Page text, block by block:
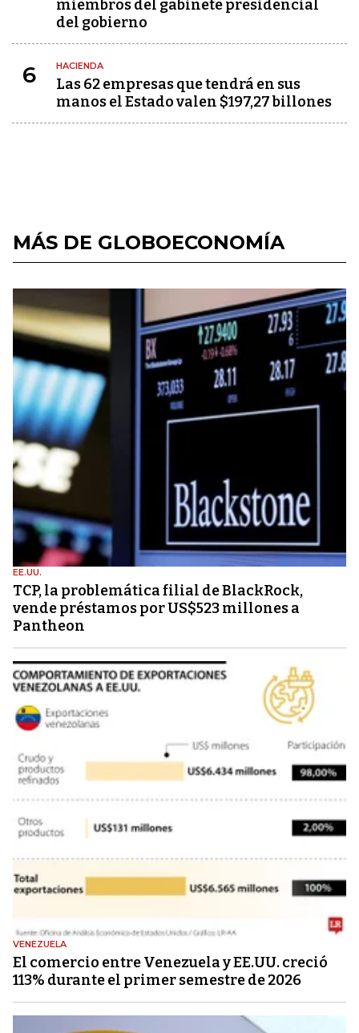
miembros del gabinete presidencial
del gobierno
6 HACIENDA
Las 62 empresas que tendrá en sus
manos el Estado valen $197,27 billones
MÁS DE GLOBOECONOMÍA
EE.UU.
TCP, la problemática filial de BlackRock,
vende préstamos por US$523 millones a
Pantheon
VENEZUELA
El comercio entre Venezuela y EE.UU. creció
113% durante el primer semestre de 2026